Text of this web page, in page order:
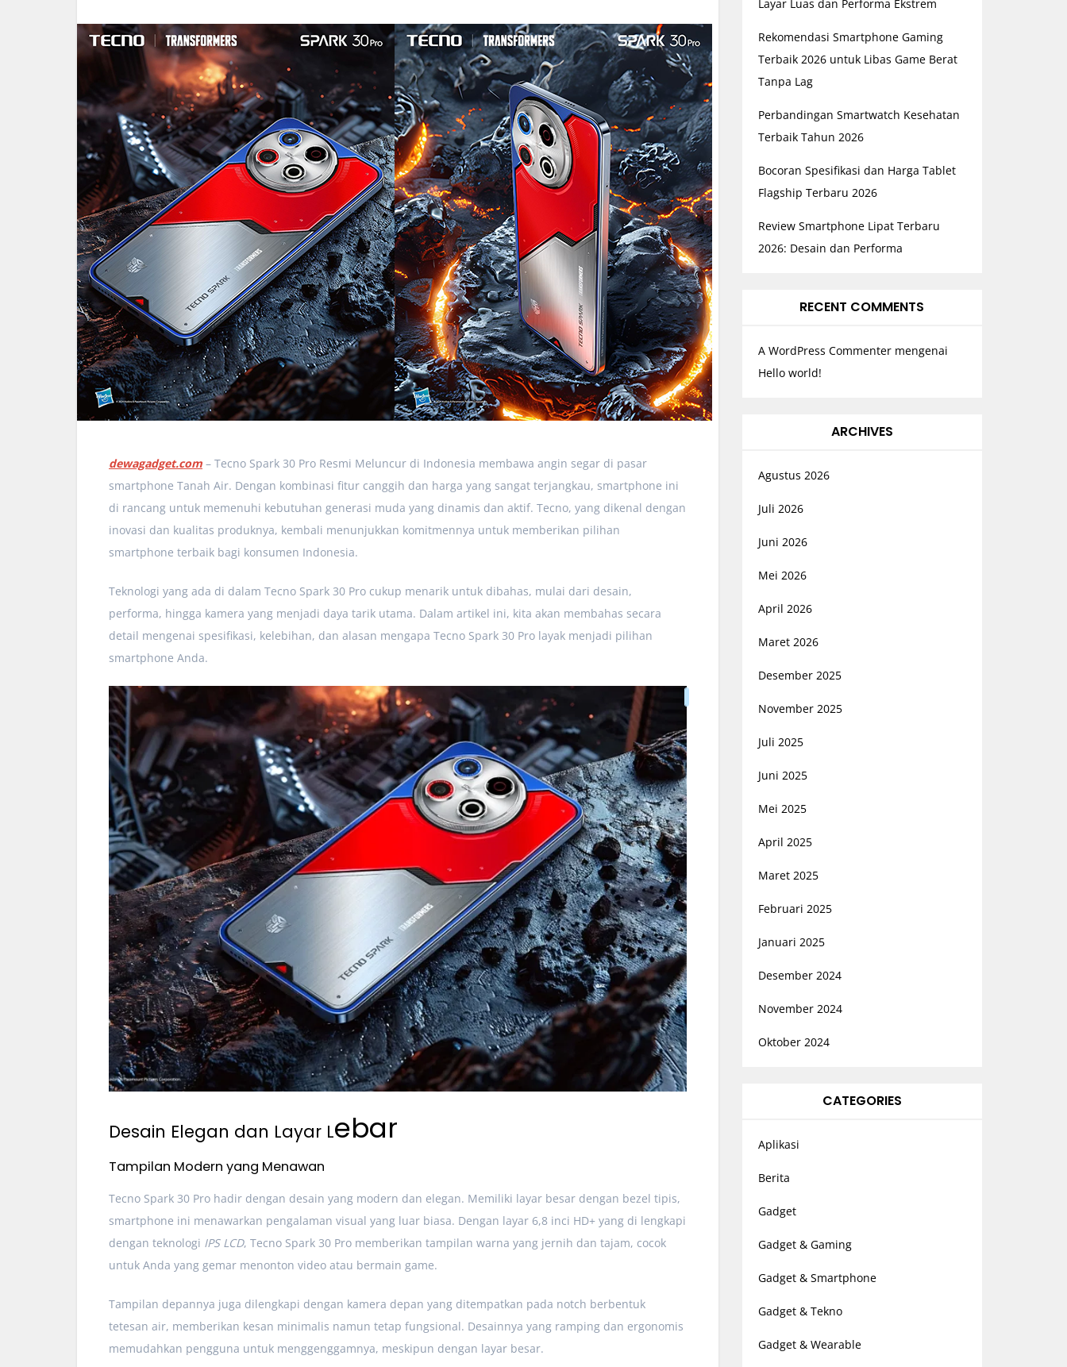
dewagadget.com – Tecno Spark 30 Pro Resmi Meluncur di Indonesia membawa angin segar di pasar
smartphone Tanah Air. Dengan kombinasi fitur canggih dan harga yang sangat terjangkau, smartphone ini
di rancang untuk memenuhi kebutuhan generasi muda yang dinamis dan aktif. Tecno, yang dikenal dengan
inovasi dan kualitas produknya, kembali menunjukkan komitmennya untuk memberikan pilihan
smartphone terbaik bagi konsumen Indonesia.
Teknologi yang ada di dalam Tecno Spark 30 Pro cukup menarik untuk dibahas, mulai dari desain,
performa, hingga kamera yang menjadi daya tarik utama. Dalam artikel ini, kita akan membahas secara
detail mengenai spesifikasi, kelebihan, dan alasan mengapa Tecno Spark 30 Pro layak menjadi pilihan
smartphone Anda.
Desain Elegan dan Layar Lebar
Tampilan Modern yang Menawan
Tecno Spark 30 Pro hadir dengan desain yang modern dan elegan. Memiliki layar besar dengan bezel tipis,
smartphone ini menawarkan pengalaman visual yang luar biasa. Dengan layar 6,8 inci HD+ yang di lengkapi
dengan teknologi IPS LCD, Tecno Spark 30 Pro memberikan tampilan warna yang jernih dan tajam, cocok
untuk Anda yang gemar menonton video atau bermain game.
Tampilan depannya juga dilengkapi dengan kamera depan yang ditempatkan pada notch berbentuk
tetesan air, memberikan kesan minimalis namun tetap fungsional. Desainnya yang ramping dan ergonomis
memudahkan pengguna untuk menggenggamnya, meskipun dengan layar besar.
Layar Luas dan Performa Ekstrem
Rekomendasi Smartphone Gaming
Terbaik 2026 untuk Libas Game Berat
Tanpa Lag
Perbandingan Smartwatch Kesehatan
Terbaik Tahun 2026
Bocoran Spesifikasi dan Harga Tablet
Flagship Terbaru 2026
Review Smartphone Lipat Terbaru
2026: Desain dan Performa
RECENT COMMENTS
A WordPress Commentermengenai
Hello world!
ARCHIVES
Agustus 2026
Juli 2026
Juni 2026
Mei 2026
April 2026
Maret 2026
Desember 2025
November 2025
Juli 2025
Juni 2025
Mei 2025
April 2025
Maret 2025
Februari 2025
Januari 2025
Desember 2024
November 2024
Oktober 2024
CATEGORIES
Aplikasi
Berita
Gadget
Gadget & Gaming
Gadget & Smartphone
Gadget & Tekno
Gadget & Wearable